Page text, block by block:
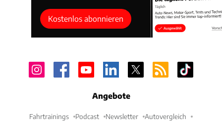
Kostenlos abonnieren
Angebote
Fahrtrainings Podcast Newsletter Autovergleich